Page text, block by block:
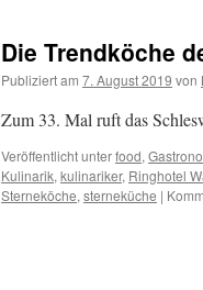
Festival
Die Trendköche
Publiziert am 7. August 2019 von
Zum 33. Mal ruft das
Veröffentlicht unterfood,
Kulinarik, kulinariker, Ringhotel
Sterneköche, sterneküche |